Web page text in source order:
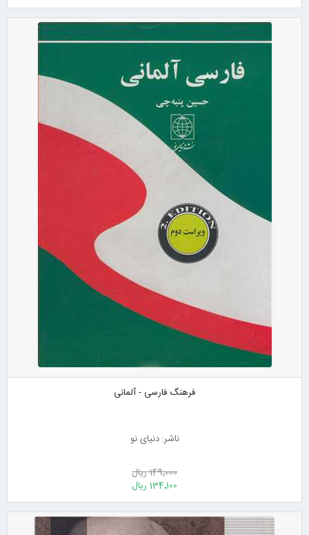
فرهنگ فارسی - آلمانی
ناشر: دنیای نو
149٬000 ریال
134٬100 ریال